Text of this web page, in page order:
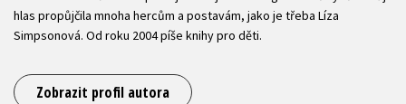
hlas propůjčila mnoha hercům a postavám, jako je třeba Líza
Simpsonová. Od roku 2004 píše knihy pro děti.
Zobrazit profil autora